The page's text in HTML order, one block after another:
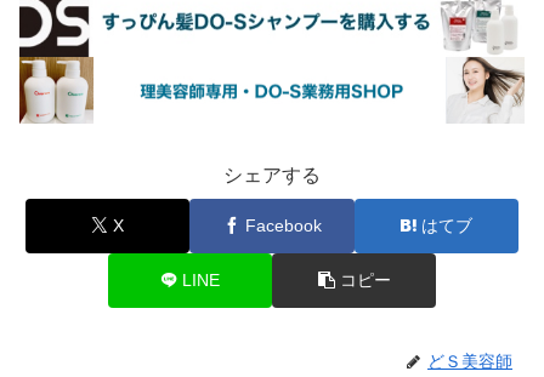
シェアする
X Facebook はてブ
LINE コピー
どＳ美容師